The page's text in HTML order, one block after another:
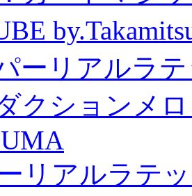
ーリアルラ
クションメ
リアルラテ